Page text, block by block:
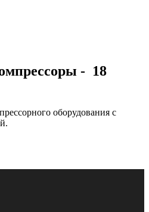
- 18
оборудования с